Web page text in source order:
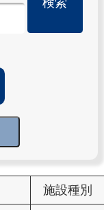
施設種別